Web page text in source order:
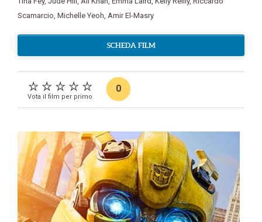
Scamarcio, Michelle Yeoh, Amir El-Masry
SCHEDA FILM
Vota il film per primo
0